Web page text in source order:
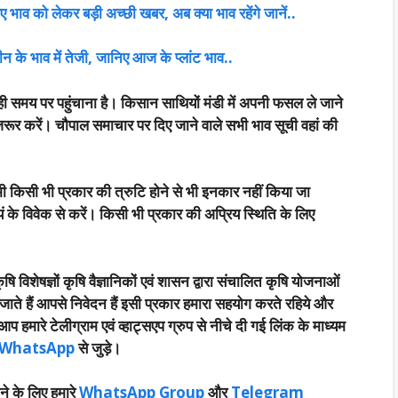
भाव को लेकर बड़ी अच्छी खबर, अब क्या भाव रहेंगे जानें..
के भाव में तेजी, जानिए आज के प्लांट भाव..
समय पर पहुंचाना है। किसान साथियों मंडी में अपनी फसल ले जाने
करें। चौपाल समाचार पर दिए जाने वाले सभी भाव सूची वहां की
किसी भी प्रकार की त्रुटि होने से भी इनकार नहीं किया जा
के विवेक से करें। किसी भी प्रकार की अप्रिय स्थिति के लिए
कृषि वैज्ञानिकों एवं शासन द्वारा संचालित कृषि योजनाओं
हैं आपसे निवेदन हैं इसी प्रकार हमारा सहयोग करते रहिये और
टेलीग्राम एवं व्हाट्सएप ग्रुप से नीचे दी गई लिंक के माध्यम
से जुड़े।
के लिए हमारेWhatsApp GroupऔरTelegram